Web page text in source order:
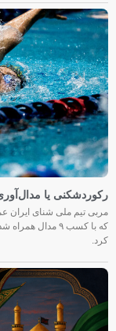
رکوردشکنی یا
مربی تیم ملی شنای ایران
که با کسب ۹ مدال
کرد.